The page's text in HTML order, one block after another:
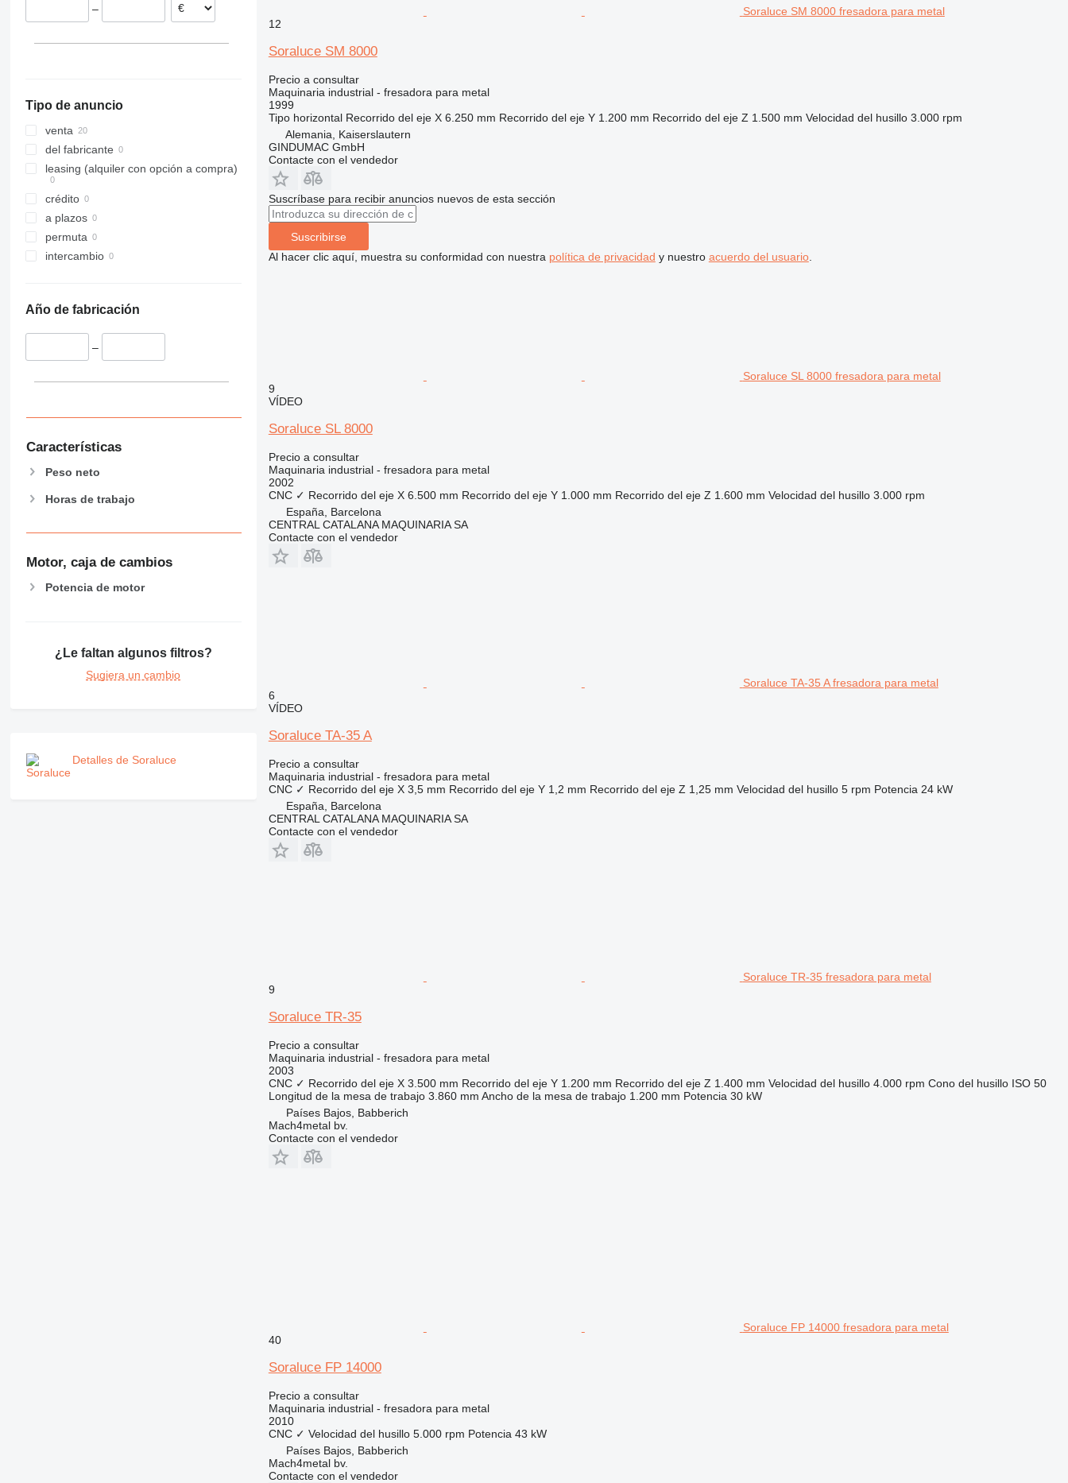
–
Tipo de anuncio
venta
del fabricante
leasing (alquiler con opción a compra)
crédito
a plazos
permuta
intercambio
Año de fabricación
–
Características
Peso neto
Horas de trabajo
Motor, caja de cambios
Potencia de motor
¿Le faltan algunos filtros?
Sugiera un cambio
Detalles de Soraluce
Soraluce SM 8000 fresadora para metal
12
Soraluce SM 8000
Precio a consultar
Maquinaria industrial - fresadora para metal
1999
Tipo horizontal Recorrido del eje X 6.250 mm Recorrido del eje Y 1.200 mm Recorrido del eje Z 1.500 mm Velocidad del husillo 3.000 rpm
Alemania, Kaiserslautern
GINDUMAC GmbH
Contacte con el vendedor
Suscríbase para recibir anuncios nuevos de esta sección
Suscribirse
Al hacer clic aquí, muestra su conformidad con nuestra política de privacidad y nuestro acuerdo del usuario.
Soraluce SL 8000 fresadora para metal
9
VÍDEO
Soraluce SL 8000
Precio a consultar
Maquinaria industrial - fresadora para metal
2002
CNC ✓ Recorrido del eje X 6.500 mm Recorrido del eje Y 1.000 mm Recorrido del eje Z 1.600 mm Velocidad del husillo 3.000 rpm
España, Barcelona
CENTRAL CATALANA MAQUINARIA SA
Contacte con el vendedor
Soraluce TA-35 A fresadora para metal
6
VÍDEO
Soraluce TA-35 A
Precio a consultar
Maquinaria industrial - fresadora para metal
CNC ✓ Recorrido del eje X 3,5 mm Recorrido del eje Y 1,2 mm Recorrido del eje Z 1,25 mm Velocidad del husillo 5 rpm Potencia 24 kW
España, Barcelona
CENTRAL CATALANA MAQUINARIA SA
Contacte con el vendedor
Soraluce TR-35 fresadora para metal
9
Soraluce TR-35
Precio a consultar
Maquinaria industrial - fresadora para metal
2003
CNC ✓ Recorrido del eje X 3.500 mm Recorrido del eje Y 1.200 mm Recorrido del eje Z 1.400 mm Velocidad del husillo 4.000 rpm Cono del husillo ISO 50
Longitud de la mesa de trabajo 3.860 mm Ancho de la mesa de trabajo 1.200 mm Potencia 30 kW
Países Bajos, Babberich
Mach4metal bv.
Contacte con el vendedor
Soraluce FP 14000 fresadora para metal
40
Soraluce FP 14000
Precio a consultar
Maquinaria industrial - fresadora para metal
2010
CNC ✓ Velocidad del husillo 5.000 rpm Potencia 43 kW
Países Bajos, Babberich
Mach4metal bv.
Contacte con el vendedor